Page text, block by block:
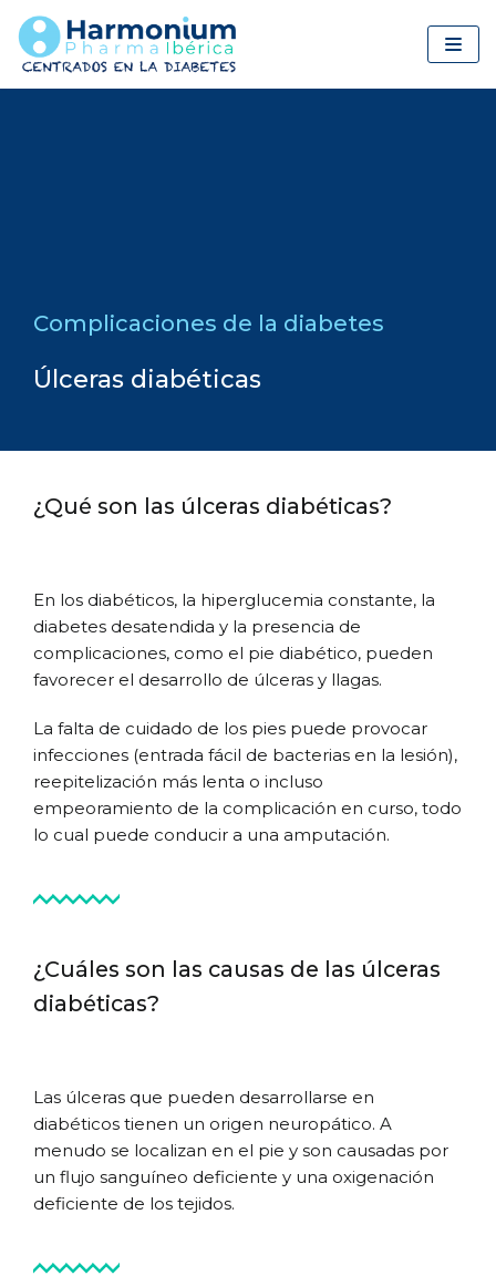
Saltar
al
Úlceras diabéticas
Complicaciones de la diabetes
¿Qué son las úlceras diabéticas?
En los diabéticos, la hiperglucemia constante, la
diabetes desatendida y la presencia de
complicaciones, como el pie diabético, pueden
favorecer el desarrollo de úlceras y llagas.
La falta de cuidado de los pies puede provocar
infecciones (entrada fácil de bacterias en la lesión),
reepitelización más lenta o incluso
empeoramiento de la complicación en curso, todo
lo cual puede conducir a una amputación.
¿Cuáles son las causas de las úlceras
diabéticas?
Las úlceras que pueden desarrollarse en
diabéticos tienen un origen neuropático. A
menudo se localizan en el pie y son causadas por
un flujo sanguíneo deficiente y una oxigenación
deficiente de los tejidos.